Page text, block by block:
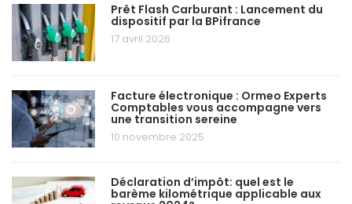
Prêt Flash Carburant : Lancement du
dispositif par la BPifrance
17 avril 2026
Facture électronique : Ormeo Experts
Comptables vous accompagne vers
une transition sereine
10 novembre 2025
Déclaration d’impôt: quel est le
barème kilométrique applicable aux